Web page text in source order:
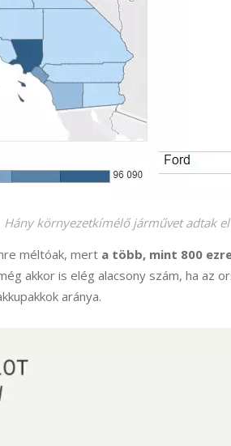
Hány környezetkímélő járművet adtak
méltóak, mert a több, mint 800
akkor is elég alacsony szám, ha
aránya.